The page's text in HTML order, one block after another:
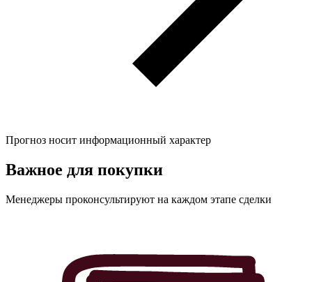
Прогноз носит информационный характер
Важное для покупки
Менеджеры проконсультируют на каждом этапе сделки